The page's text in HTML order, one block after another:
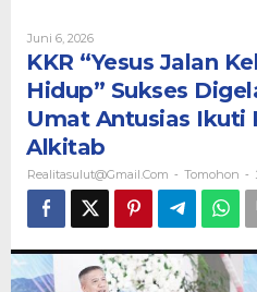
dan
Hidup”
Digelar
di
Umat
Antusias
Ikuti
Alkitab
Juni 6, 2026Oleh
Realitasulut@gmail.com
KKR “Yesus Jalan
Hidup” Sukses
Umat Antusias Ikuti
Alkitab
Realitasulut@gmail.com - Tomohon -